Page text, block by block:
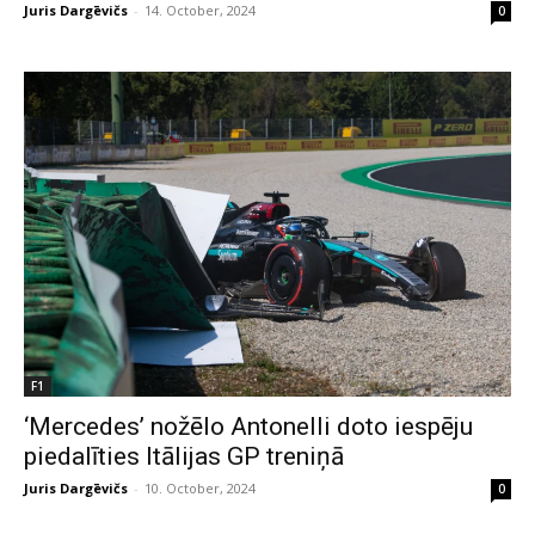
Juris Dargēvičs - 14. October, 2024 0
F1
‘Mercedes’ nožēlo Antonelli doto iespēju
piedalīties Itālijas GP treniņā
Juris Dargēvičs - 10. October, 2024 0